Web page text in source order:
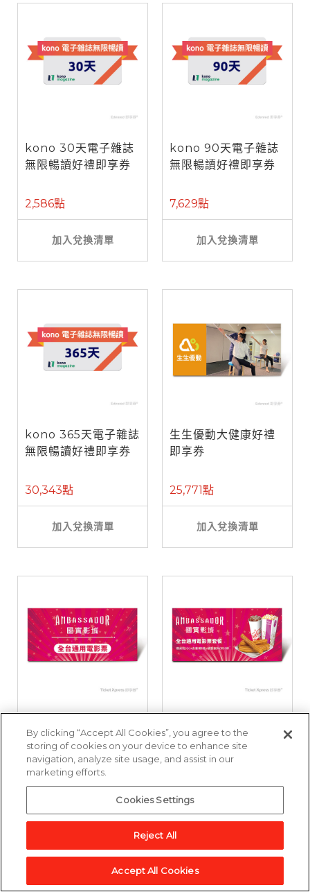
kono 30天電子雜誌
無限暢讀好禮即享券
2,586點
加入兌換清單
kono 90天電子雜誌
無限暢讀好禮即享券
7,629點
加入兌換清單
kono 365天電子雜誌
無限暢讀好禮即享券
30,343點
加入兌換清單
生生優動大健康好禮
即享券
25,771點
加入兌換清單
影票好禮即享券
3,857點
加入兌換清單
影票套餐好禮即享券
加入兌換清單
By clicking “Accept All Cookies”, you agree to the
storing of cookies on your device to enhance site
navigation, analyze site usage, and assist in our
marketing efforts.
Cookies Settings
Reject All
Accept All Cookies